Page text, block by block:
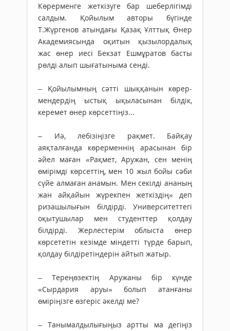
Көрерменге жеткізуге бар шеберлігімді
салдым. Қойылым авторы бүгінде
Т.Жүргенов атындағы Қазақ Ұлттық Өнер
Академия­сында оқитын қызылордалық
жас өнер иесі Бекзат Ешмұратов басты
рөлді алып шығатыныма сенді.
– Қойылымның сәтті шыққанын көрер­
мен­дердің ыстық ықыласынан білдік,
керемет өнер көрсеттіңіз...
– Иә, лебізіңізге рақмет. Байқау
аяқталғанда көрерменнің арасынан бір
әйел маған «Рақмет, Аружан, сен менің
өмірімді көрсеттің, мен 10 жыл бойы сәби
сүйе алмаған анамын. Мен секілді ананың
жан айқайын жүрекпен жеткіздің» деп
ризашылығын білдірді. Университеттегі
оқытушылар мен студенттер қолдау
білдірді. Жерлестерім облыста өнер
көрсететін кезімде міндетті түрде барып,
қолдау білдіретіндерін айтып жатыр.
– Тереңөзектің Аружаны бір күнде
«Сырдария аруы» болып атанғаны
өміріңізге өз­геріс әкелді ме?
– Танымалдылығыңыз артты ма дегіңіз